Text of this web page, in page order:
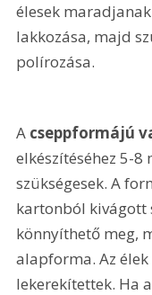
élesek
lakkozása, majd
polírozása.
A cseppformájú
elkészítéséhez 5-
szükségesek. A
kartonból kivágott
könnyíthető meg,
alapforma. Az
lekerekítettek. Ha